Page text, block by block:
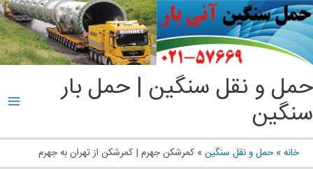
حمل و نقل سنگین | حمل بار
سنگین
خانه حمل و نقل سنگین کمرشکن جهرم | کمرشکن از تهران به جهرم